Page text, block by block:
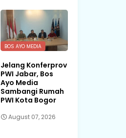
BOS AYO MEDIA
Jelang Konferprov
PWI Jabar, Bos
Ayo Media
Sambangi Rumah
PWI Kota Bogor
August 07, 2026